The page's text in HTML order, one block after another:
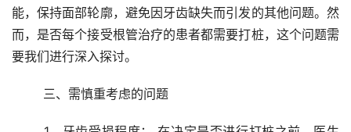
能，保持面部轮廓，避免因牙齿缺失而引发的其他问题。然
而，是否每个接受根管治疗的患者都需要打桩，这个问题需
要我们进行深入探讨。
	三、需慎重考虑的问题